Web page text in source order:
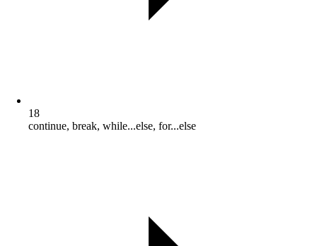
18
continue, break, while...else, for...else